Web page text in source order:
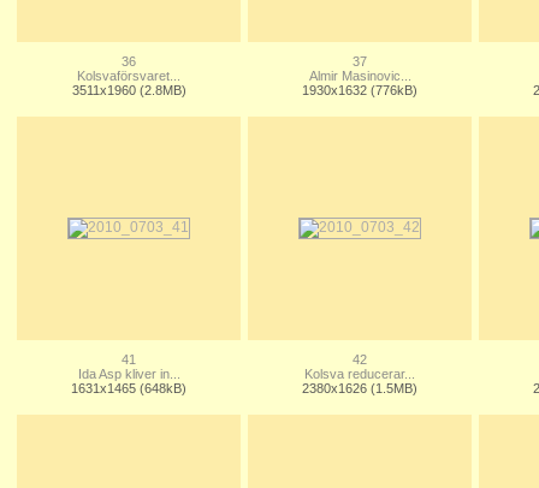
36
Kolsvaförsvaret...
3511x1960 (2.8MB)
37
Almir Masinovic...
1930x1632 (776kB)
41
Ida Asp kliver in...
1631x1465 (648kB)
42
Kolsva reducerar...
2380x1626 (1.5MB)